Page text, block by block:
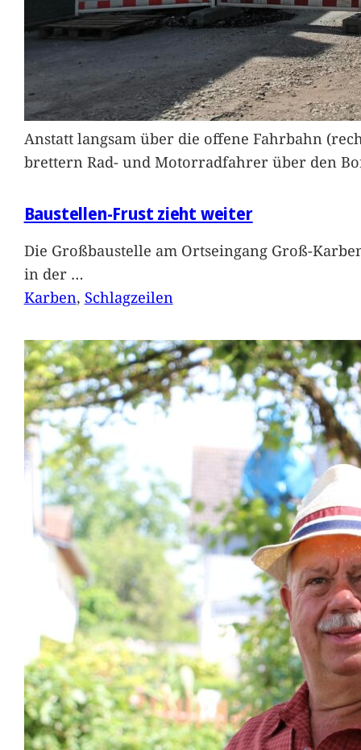
Anstatt langsam über die offene Fahrbahn
brettern Rad- und Motorradfahrer über den
Baustellen-Frust zieht weiter
Die Großbaustelle am Ortseingang Groß-
in der …
Karben, Schlagzeilen